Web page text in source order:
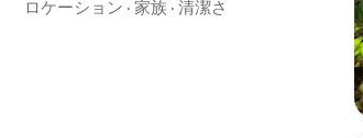
ロケーション · 家族 · 清潔さ